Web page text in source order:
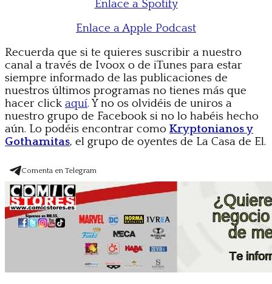
Enlace a Spotify
Enlace a Apple Podcast
Recuerda que si te quieres suscribir a nuestro
canal a través de Ivoox o de iTunes para estar
siempre informado de las publicaciones de
nuestros últimos programas no tienes más que
hacer click aquí. Y no os olvidéis de uniros a
nuestro grupo de Facebook si no lo habéis hecho
aún. Lo podéis encontrar como Kryptonianos y
Gothamitas, el grupo de oyentes de La Casa de El.
Comenta en Telegram